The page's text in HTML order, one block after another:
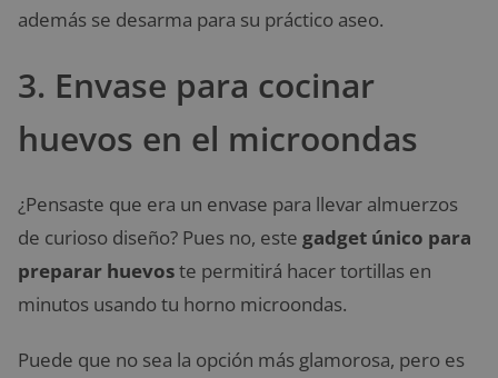
además se desarma para su práctico aseo.
3. Envase para cocinar
huevos en el microondas
¿Pensaste que era un envase para llevar almuerzos
de curioso diseño? Pues no, este gadget único para
preparar huevoste permitirá hacer tortillas en
minutos usando tu horno microondas.
Puede que no sea la opción más glamorosa, pero es